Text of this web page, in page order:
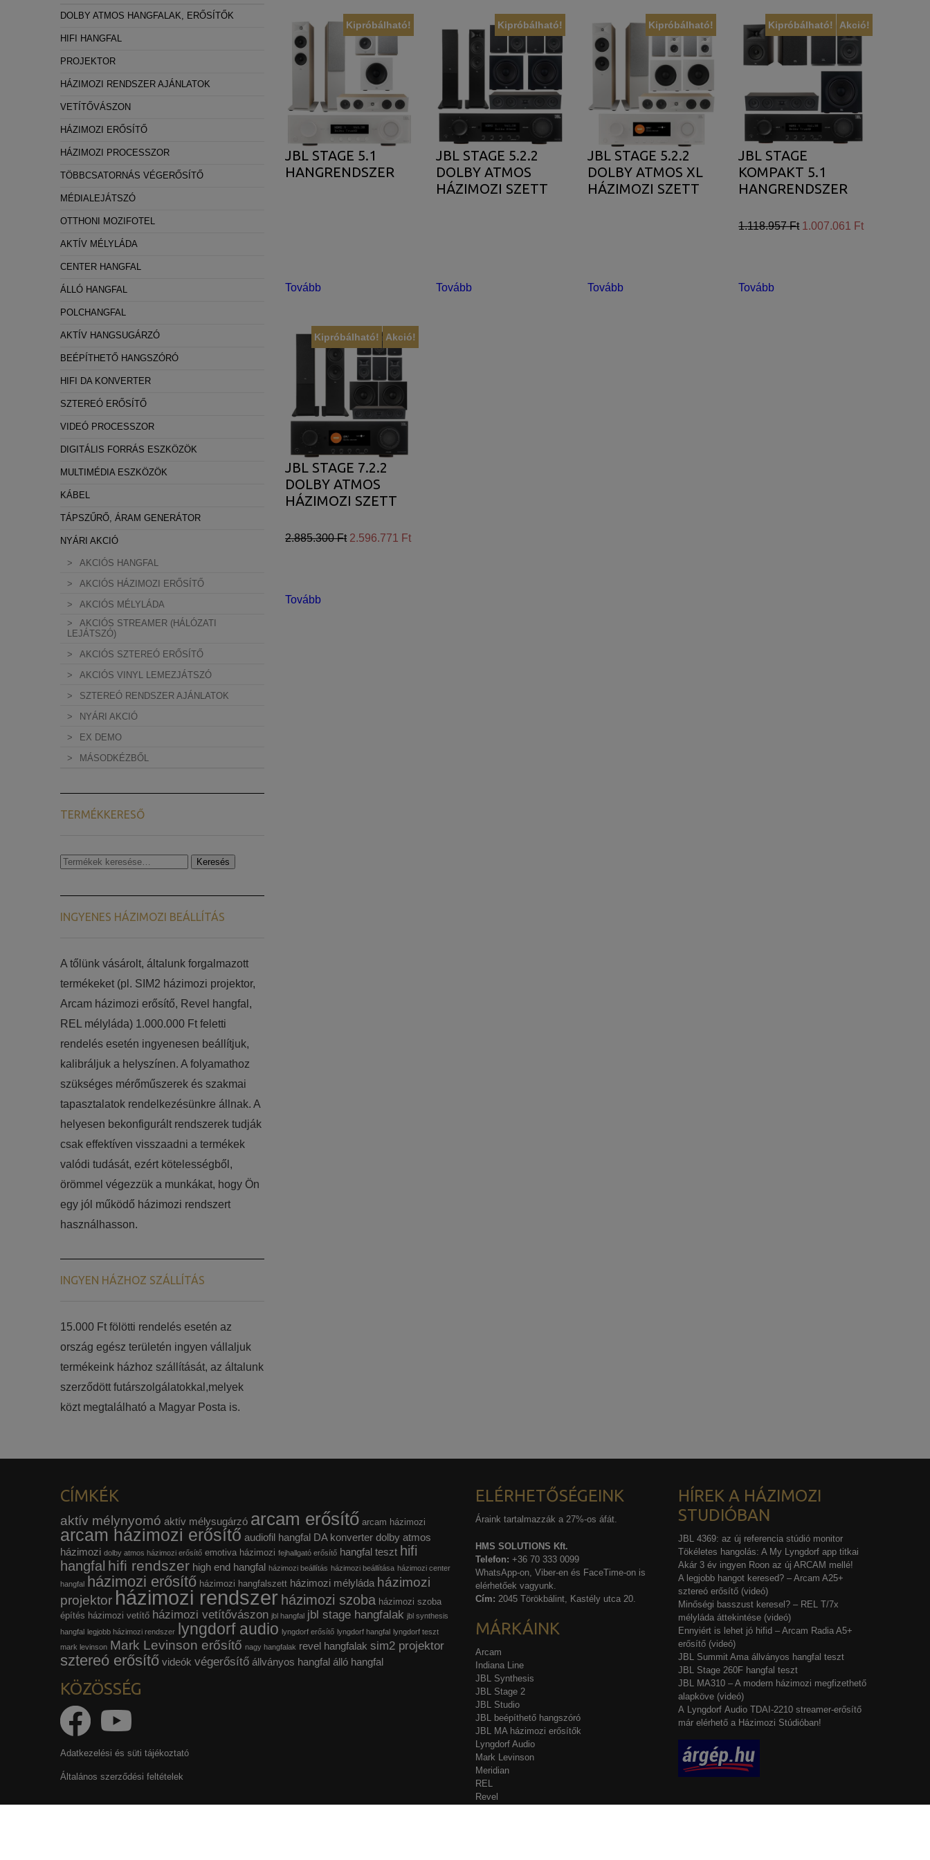
Kipróbálható!
JBL STAGE 5.1
HANGRENDSZER
Tovább
Kipróbálható!
JBL STAGE 5.2.2
DOLBY ATMOS
HÁZIMOZI SZETT
Tovább
Kipróbálható!
JBL STAGE 5.2.2
DOLBY ATMOS XL
HÁZIMOZI SZETT
Tovább
Akció!
Kipróbálható!
JBL STAGE
KOMPAKT 5.1
HANGRENDSZER
1.118.957 Ft 1.007.061 Ft
Tovább
Akció!
Kipróbálható!
JBL STAGE 7.2.2
DOLBY ATMOS
HÁZIMOZI SZETT
2.885.300 Ft 2.596.771 Ft
Tovább
DOLBY ATMOS HANGFALAK, ERŐSÍTŐK
HIFI HANGFAL
PROJEKTOR
HÁZIMOZI RENDSZER AJÁNLATOK
VETÍTŐVÁSZON
HÁZIMOZI ERŐSÍTŐ
HÁZIMOZI PROCESSZOR
TÖBBCSATORNÁS VÉGERŐSÍTŐ
MÉDIALEJÁTSZÓ
OTTHONI MOZIFOTEL
AKTÍV MÉLYLÁDA
CENTER HANGFAL
ÁLLÓ HANGFAL
POLCHANGFAL
AKTÍV HANGSUGÁRZÓ
BEÉPÍTHETŐ HANGSZÓRÓ
HIFI DA KONVERTER
SZTEREÓ ERŐSÍTŐ
VIDEÓ PROCESSZOR
DIGITÁLIS FORRÁS ESZKÖZÖK
MULTIMÉDIA ESZKÖZÖK
KÁBEL
TÁPSZŰRŐ, ÁRAM GENERÁTOR
NYÁRI AKCIÓ
AKCIÓS HANGFAL
AKCIÓS HÁZIMOZI ERŐSÍTŐ
AKCIÓS MÉLYLÁDA
AKCIÓS STREAMER (HÁLÓZATI
LEJÁTSZÓ)
AKCIÓS SZTEREÓ ERŐSÍTŐ
AKCIÓS VINYL LEMEZJÁTSZÓ
SZTEREÓ RENDSZER AJÁNLATOK
NYÁRI AKCIÓ
EX DEMO
MÁSODKÉZBŐL
TERMÉKKERESŐ
Keresés
Keresés
INGYENES HÁZIMOZI BEÁLLÍTÁS
​​A tőlünk vásárolt, általunk forgalmazott
termékeket (pl. SIM2 házimozi projektor,
Arcam házimozi erősítő, Revel hangfal,
REL mélyláda) 1.000.000 Ft feletti
rendelés esetén ingyenesen beállítjuk,
kalibráljuk a helyszínen. A folyamathoz
szükséges mérőműszerek és szakmai
tapasztalatok rendelkezésünkre állnak. A
helyesen bekonfigurált rendszerek tudják
csak effektíven visszaadni a termékek
valódi tudását, ezért kötelességből,
örömmel végezzük a munkákat, hogy Ön
egy jól működő házimozi rendszert
használhasson.
INGYEN HÁZHOZ SZÁLLÍTÁS
15.000 Ft fölötti rendelés esetén az
ország egész területén ingyen vállaljuk
termékeink házhoz szállítását, az általunk
szerződött futárszolgálatokkal,melyek
közt megtalálható a Magyar Posta is.
CÍMKÉK
aktív mélynyomó aktív mélysugárzó arcam erősítő arcam házimozi
arcam házimozi erősítő audiofil hangfal DA konverter dolby atmos
házimozi dolby atmos házimozi erősítő emotiva házimozi fejhallgató erősítő hangfal teszt hifi
hangfal hifi rendszer high end hangfal házimozi beállítás házimozi beállítása házimozi center
hangfal házimozi erősítő házimozi hangfalszett házimozi mélyláda házimozi
projektor házimozi rendszer házimozi szoba házimozi szoba
építés házimozi vetítő házimozi vetítővászon jbl hangfal jbl stage hangfalak jbl synthesis
hangfal legjobb házimozi rendszer lyngdorf audio lyngdorf erősítő lyngdorf hangfal lyngdorf teszt
mark levinson Mark Levinson erősítő nagy hangfalak revel hangfalak sim2 projektor
sztereó erősítő videók végerősítő állványos hangfal álló hangfal
KÖZÖSSÉG
Adatkezelési és süti tájékoztató
Általános szerződési feltételek
ELÉRHETŐSÉGEINK
Áraink tartalmazzák a 27%-os áfát.
HMS SOLUTIONS Kft.
Telefon: +36 70 333 0099
WhatsApp-on, Viber-en és FaceTime-on is
elérhetőek vagyunk.
Cím: 2045 Törökbálint, Kastély utca 20.
MÁRKÁINK
Arcam
Indiana Line
JBL Synthesis
JBL Stage 2
JBL Studio
JBL beépíthető hangszóró
JBL MA házimozi erősítők
Lyngdorf Audio
Mark Levinson
Meridian
REL
Revel
HÍREK A HÁZIMOZI
STUDIÓBAN
JBL 4369: az új referencia stúdió monitor
Tökéletes hangolás: A My Lyngdorf app titkai
Akár 3 év ingyen Roon az új ARCAM mellé!
A legjobb hangot keresed? – Arcam A25+
sztereó erősítő (videó)
Minőségi basszust keresel? – REL T/7x
mélyláda áttekintése (videó)
Ennyiért is lehet jó hifid – Arcam Radia A5+
erősítő (videó)
JBL Summit Ama állványos hangfal teszt
JBL Stage 260F hangfal teszt
JBL MA310 – A modern házimozi megfizethető
alapköve (videó)
A Lyngdorf Audio TDAI-2210 streamer-erősítő
már elérhető a Házimozi Stúdióban!
Statisztikai:
A weboldal statisztikáinak elemzésével tudjuk weboldalunkat hatékonyabbá tenni, hogy a lehető legmagasabb felhasználói élményt nyújtsuk kedves
látogatóinknak. Ezért gyűjtünk statisztikai adatokat a Google Analytics segítségével, amely kizárólag az IP címeket tárolja a személyes adatok közül.
Reklámcélú:
Azért települnek ezek a sütik, hogy a felhasználót számára egyedi, releváns, érdeklődési körébe tartozó reklámajánlatokkal tudjuk megcélozni.